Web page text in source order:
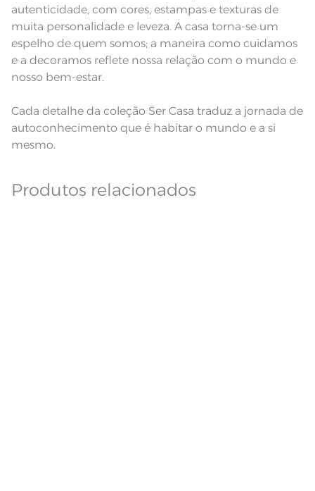
autenticidade, com cores, estampas e texturas de
muita personalidade e leveza. A casa torna-se um
espelho de quem somos; a maneira como cuidamos
e a decoramos reflete nossa relação com o mundo e
nosso bem-estar.
Cada detalhe da coleção Ser Casa traduz a jornada de
autoconhecimento que é habitar o mundo e a si
mesmo.
Produtos relacionados